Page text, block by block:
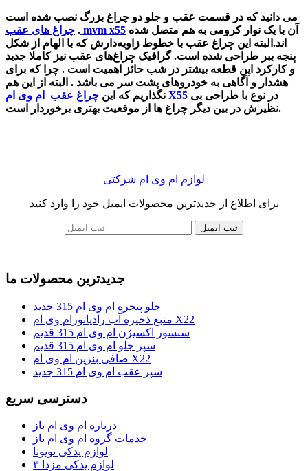
می دانید که در قسمت عقب و جلو دو چراغ بزرگ نصب شده است
. چراغ های عقب mvm x55
اند.البته این چراغ عقب با خطوط زاویه‌دارش که با الهام از شکل
پنجه ببر طراحی شده است.گرافیک چراغ‌های عقب نیز کاملا جدید
و کارکرد این قطعه بیشتر در شب حائز اهمیت است . چرا که برای
هشدار و آگاهی به خودروهای پشت سر می باشد . البته از این هم
نگذاریم که این چراغ عقب ام وی ام X55 در نوع با طراحی بی
نظیرش در بین دیگر چراغ ها از موقعیت بهتری برخوردار است.
لوازم ام وی ام شرکتی
برای اطلاع از جدیدترین محصولات ایمیل خود را وارد کنید
ثبت ایمیل
جدیدترین محصولات ما
جلو پنجره ام وی ام 315 جدید
منبع ذخیره آب رادیاتورام وی ام X22
سنسور اکسیژن ام وی ام 315 قدیم
سپر جلو ام وی ام 315 قدیم
صافی بنزین ام وی ام X22
سپر عقب ام وی ام 315 جدید
دسترسی سریع
درباره ام وی ام باز
خدمات گروه ام وی ام باز
لوازم یدکی تویوتا
لوازم یدکی مزدا ۳